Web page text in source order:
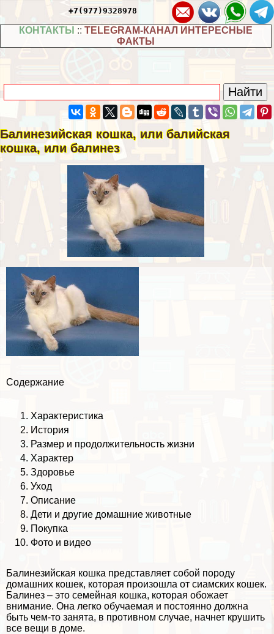
+7(977)9328978
КОНТАКТЫ :: TELEGRAM-КАНАЛ ИНТЕРЕСНЫЕ
ФАКТЫ
Балинезийская кошка, или балийская
кошка, или балинез
Содержание
Хаpaктеристика
История
Размер и продолжительность жизни
Хаpaктер
Здоровье
Уход
Описание
Дети и другие домашние животные
Покупка
Фото и видео
Балинезийская кошка представляет собой породу
домашних кошек, которая произошла от сиамских кошек.
Балинез – это семейная кошка, которая обожает
внимание. Она легко обучаемая и постоянно должна
быть чем-то занята, в противном случае, начнет крушить
все вещи в доме.